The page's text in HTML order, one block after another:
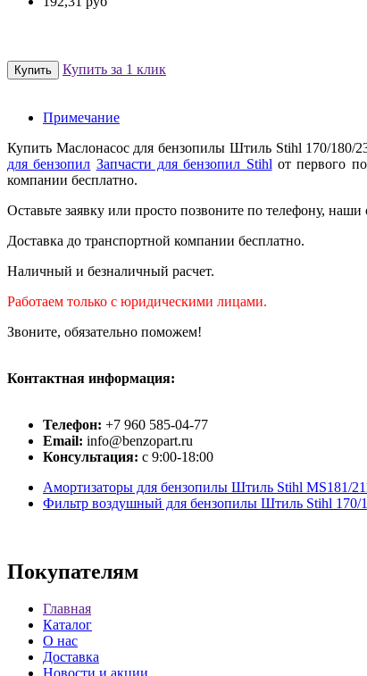
Купить за 1 клик
Примечание
Купить Маслонасос для бензопилы Штиль Stihl 170/180/
для бензопил Запчасти для бензопил Stihl от первого
компании бесплатно.
Оставьте заявку или просто позвоните по телефону,
Доставка до транспортной компании бесплатно.
Наличный и безналичный расчет.
Работаем только с юридическими лицами.
Звоните, обязательно поможем!
Контактная информация:
Телефон: +7 960 585-04-77
Email: info@benzopart.ru
Консультация: с 9:00-18:00
Амортизаторы для бензопилы Штиль Stihl MS181/
Фильтр воздушный для бензопилы Штиль Stihl 170/
Покупателям
Главная
Каталог
О нас
Доставка